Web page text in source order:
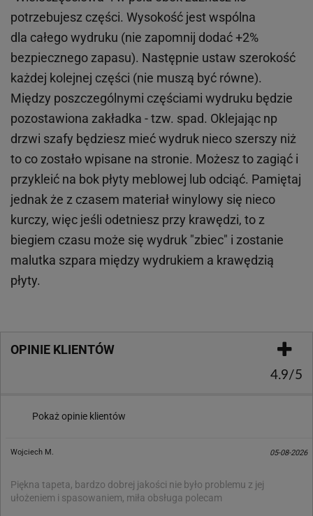
potrzebujesz części. Wysokość jest wspólna
dla całego wydruku (nie zapomnij dodać +2%
bezpiecznego zapasu). Następnie ustaw szerokość
każdej kolejnej części (nie muszą być równe).
Między poszczególnymi częściami wydruku będzie
pozostawiona zakładka - tzw. spad. Oklejając np
drzwi szafy będziesz mieć wydruk nieco szerszy niż
to co zostało wpisane na stronie. Możesz to zagiąć i
przykleić na bok płyty meblowej lub odciąć. Pamiętaj
jednak że z czasem materiał winylowy się nieco
kurczy, więc jeśli odetniesz przy krawędzi, to z
biegiem czasu może się wydruk "zbiec" i zostanie
malutka szpara między wydrukiem a krawędzią
płyty.
OPINIE KLIENTÓW
4.9/5
Pokaż opinie klientów
Wojciech M. 05-08-2026
Piękna tapeta, bardzo dobrej jakości nie było problemu z jej
ułożeniem i spasowaniem, miła obsługa polecam